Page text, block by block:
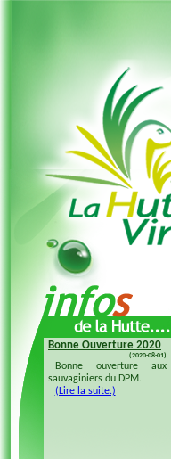
Bonne Ouverture 2020
(2020-08-01)
Bonne ouverture aux
sauvaginiers du DPM.
(Lire la suite.)